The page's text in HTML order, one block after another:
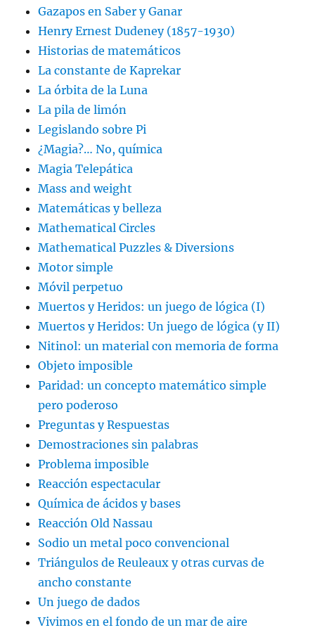
Gazapos en Saber y Ganar
Henry Ernest Dudeney (1857-1930)
Historias de matemáticos
La constante de Kaprekar
La órbita de la Luna
La pila de limón
Legislando sobre Pi
¿Magia?… No, química
Magia Telepática
Mass and weight
Matemáticas y belleza
Mathematical Circles
Mathematical Puzzles & Diversions
Motor simple
Móvil perpetuo
Muertos y Heridos: un juego de lógica (I)
Muertos y Heridos: Un juego de lógica (y II)
Nitinol: un material con memoria de forma
Objeto imposible
Paridad: un concepto matemático simple
pero poderoso
Preguntas y Respuestas
Demostraciones sin palabras
Problema imposible
Reacción espectacular
Química de ácidos y bases
Reacción Old Nassau
Sodio un metal poco convencional
Triángulos de Reuleaux y otras curvas de
ancho constante
Un juego de dados
Vivimos en el fondo de un mar de aire